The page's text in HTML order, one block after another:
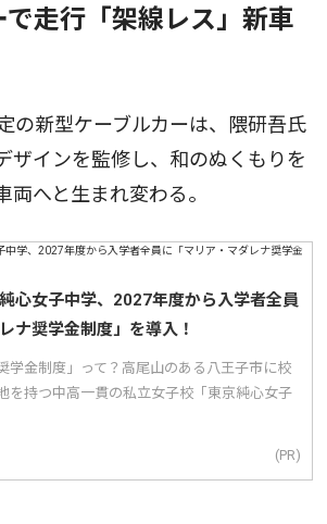
で走行「架線レス」新車
の新型ケーブルカーは、隈研吾氏
ザインを監修し、和のぬくもりを
両へと生まれ変わる。
純心女子中学、2027年度から入学者全員
ナ奨学金制度」を導入！
学金制度」って？高尾山のある八王子市に校
を持つ中高一貫の私立女子校「東京純心女子
(PR)